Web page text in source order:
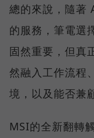
總的來說，隨著
的服務，筆電選
固然重要，但真
然融入工作流程
境，以及能否兼
MSI的全新翻轉